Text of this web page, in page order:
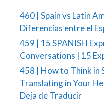
460 | Spain vs Latin
Diferencias entre el
459 | 15 SPANISH
Conversations | 15
458 | How to Think in
Translating in Your
Deja de Traducir